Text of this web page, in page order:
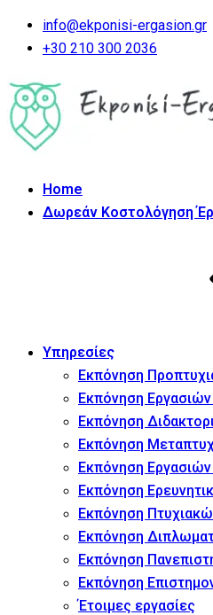
info@ekponisi-ergasion.gr
+30 210 300 2036
Home
Δωρεάν Κοστολόγηση
Υπηρεσίες
Εκπόνηση
Εκπόνηση
Εκπόνηση
Εκπόνηση
Εκπόνηση
Εκπόνηση
Εκπόνηση
Εκπόνηση
Εκπόνηση
Εκπόνηση
Έτοιμες εργασίες